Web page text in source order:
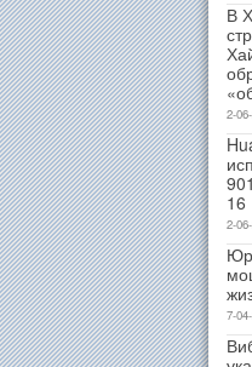
В
2-
16
2-
7-